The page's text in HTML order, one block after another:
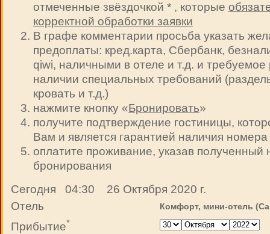
отмеченные звёздочкой * , которые
корректной обработки заявки
В графе комментарии просьба указать
предоплаты: кред.карта, Сбербанк,
qiwi, наличными в отеле и т.д. и
наличии специальных требований
кровать и т.д.)
нажмите кнопку «Бронировать»
получите подтверждение гостиницы,
Вам и является гарантией наличия номера
оплатите проживание, указав
бронирования
Сегодня 04:30 26 Октября 2020 г.
Отель
Комфорт, мини-отель
Прибытие*